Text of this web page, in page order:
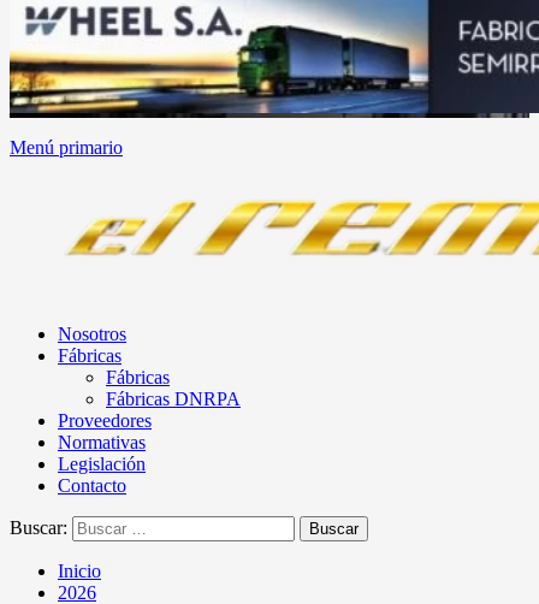
Menú primario
Nosotros
Fábricas
Fábricas
Fábricas DNRPA
Proveedores
Normativas
Legislación
Contacto
Buscar:
Inicio
2026